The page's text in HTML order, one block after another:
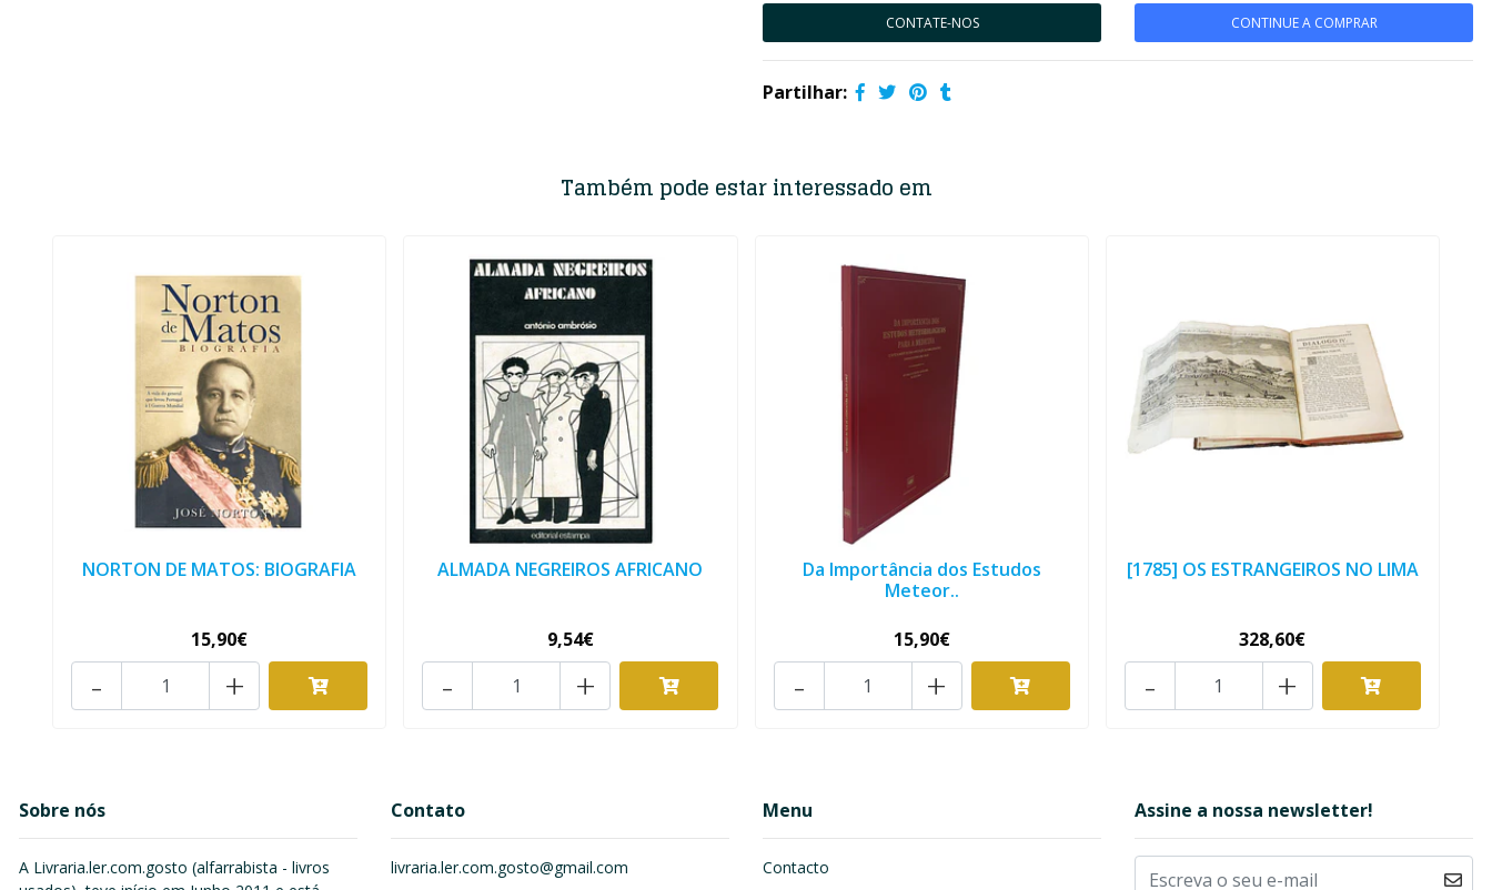
CONTATE-NOS CONTINUE A COMPRAR
Partilhar:
Também pode estar interessado em
NORTON DE MATOS: BIOGRAFIA
15,90€
+
-
ALMADA NEGREIROS AFRICANO
9,54€
+
-
Da Importância dos Estudos
Meteor..
15,90€
+
-
[1785] OS ESTRANGEIROS NO LIMA
328,60€
+
-
Sobre nós
A Livraria.ler.com.gosto (alfarrabista - livros
Contato
livraria.ler.com.gosto@gmail.com
Menu
Contacto
Assine a nossa newsletter!